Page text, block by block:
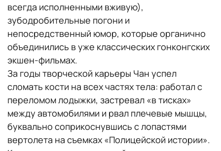
всегда исполненными вживую),
зубодробительные погони и
непосредственный юмор, которые органично
объединились в уже классических гонконгских
экшен-фильмах.
За годы творческой карьеры Чан успел
сломать кости на всех частях тела: работал с
переломом лодыжки, застревал «в тисках»
между автомобилями и рвал плечевые мышцы,
буквально соприкоснувшись с лопастями
вертолета на съемках «Полицейской истории».